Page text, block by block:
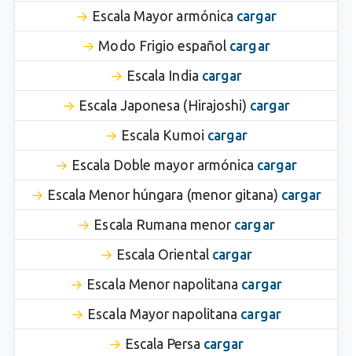
Escala Mayor armónica cargar
Modo Frigio español cargar
Escala India cargar
Escala Japonesa (Hirajoshi) cargar
Escala Kumoi cargar
Escala Doble mayor armónica cargar
Escala Menor húngara (menor gitana) cargar
Escala Rumana menor cargar
Escala Oriental cargar
Escala Menor napolitana cargar
Escala Mayor napolitana cargar
Escala Persa cargar